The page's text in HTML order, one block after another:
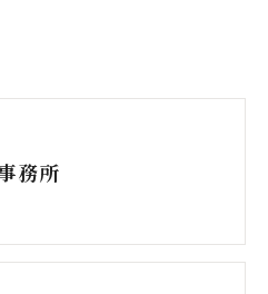
務所